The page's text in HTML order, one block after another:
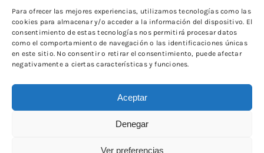
Para ofrecer las mejores experiencias, utilizamos tecnologías como las
cookies para almacenar y/o acceder a la información del dispositivo. El
consentimiento de estas tecnologías nos permitirá procesar datos
como el comportamiento de navegación o las identificaciones únicas
en este sitio. No consentir o retirar el consentimiento, puede afectar
negativamente a ciertas características y funciones.
Aceptar
Denegar
Ver preferencias
«Financiado por la Unión Europea – NextGenerationEU.
y no reflejan necesariamente los de la Unión Europea o la Comisión